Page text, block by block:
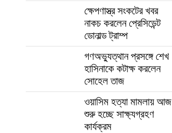
ক্ষেপণাস্ত্র সংকটের খবর
নাকচ করলেন প্রেসিডেন্ট
ডোনাল্ড ট্রাম্প
গণঅভ্যুত্থান প্রসঙ্গে শেখ
হাসিনাকে কটাক্ষ করলেন
সোহেল তাজ
ওয়াসিম হত্যা মামলায় আজ
শুরু হচ্ছে সাক্ষ্যগ্রহণ
কার্যক্রম